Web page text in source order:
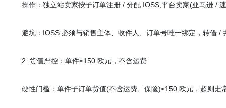
操作：独立站卖家按子订单注册 / 分配 IOSS;平台卖家(亚马逊 /
避坑：IOSS 必须与销售主体、收件人、订单号唯一绑定，转借 /
2. 货值严控：单件≤150 欧元，不含运费
硬性门槛：单件子订单货值(不含运费、保险)≤150 欧元，超则走